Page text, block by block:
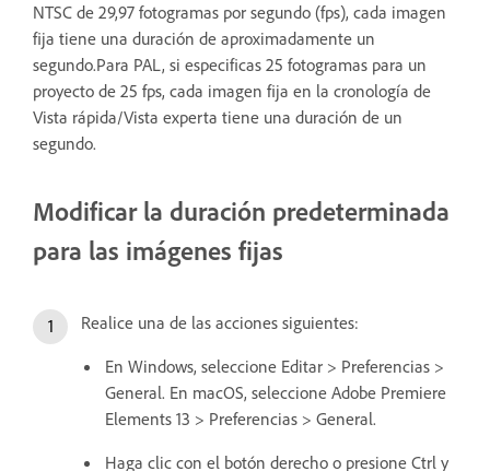
NTSC de 29,97 fotogramas por segundo (fps), cada imagen
fija tiene una duración de aproximadamente un
segundo.Para PAL, si especificas 25 fotogramas para un
proyecto de 25 fps, cada imagen fija en la cronología de
Vista rápida/Vista experta tiene una duración de un
segundo.
Modificar la duración predeterminada
para las imágenes fijas
Realice una de las acciones siguientes:
En Windows, seleccione Editar > Preferencias >
General. En macOS, seleccione Adobe Premiere
Elements 13 > Preferencias > General.
Haga clic con el botón derecho o presione Ctrl y